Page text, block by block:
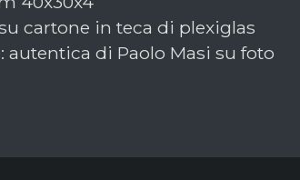
cartone in teca di plexiglas
di Paolo Masi su foto